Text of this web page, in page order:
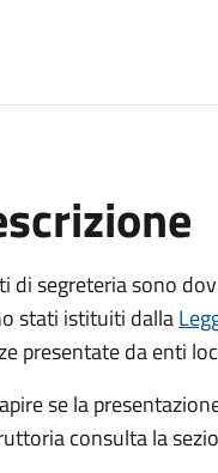
di segreteria sono
stati istituiti dalla
presentate da enti
se la
consulta la